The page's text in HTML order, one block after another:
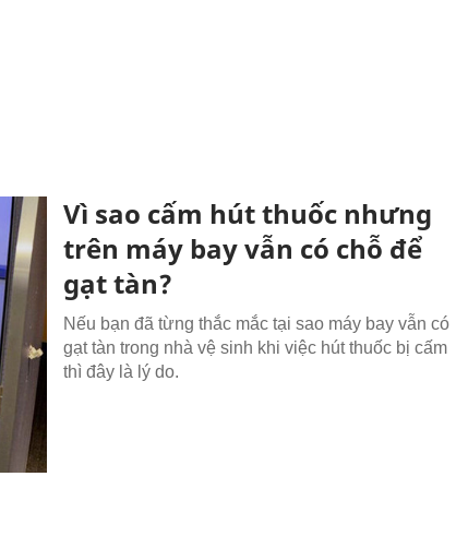
Vì sao cấm hút thuốc nhưng
trên máy bay vẫn có chỗ để
gạt tàn?
Nếu bạn đã từng thắc mắc tại sao máy bay vẫn có
gạt tàn trong nhà vệ sinh khi việc hút thuốc bị cấm
thì đây là lý do.